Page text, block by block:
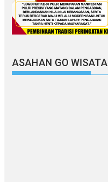
ASAHAN GO WISATA